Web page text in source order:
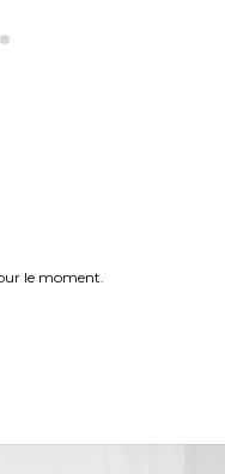
le moment.